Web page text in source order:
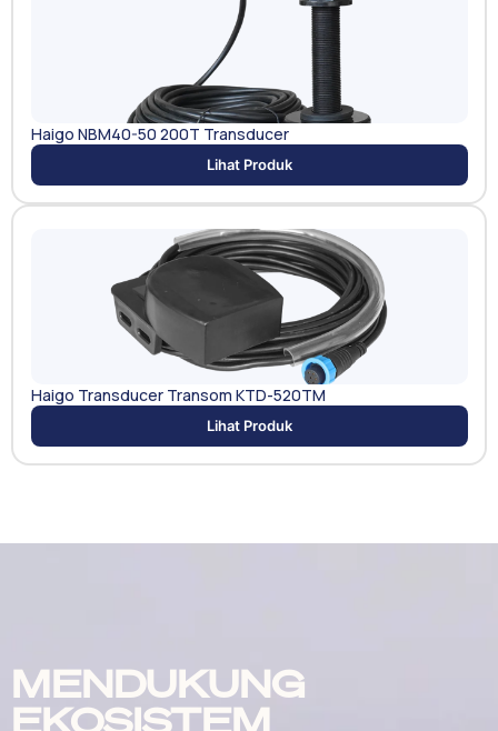
Haigo NBM40-50 200T Transducer
Lihat Produk
Haigo Transducer Transom KTD-520TM
Lihat Produk
MENDUKUNG